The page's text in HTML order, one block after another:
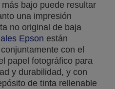
bajo puede resultar
una impresión
no original de baja
Epson están
con el
papel fotográfico para
y durabilidad, y con
de tinta rellenable